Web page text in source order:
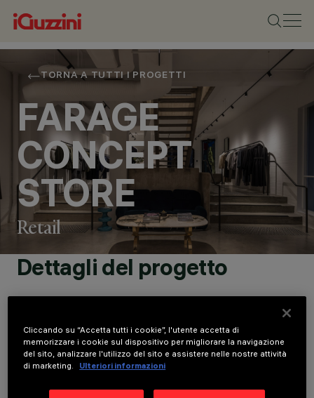
TORNA A TUTTI I PROGETTI
FARAGE
CONCEPT
STORE
Retail
DARLINGHURST
Dettagli del progetto
DARLINGHURST
(SYDNEY), AUSTRALIA
Cliccando su “Accetta tutti i cookie”, l'utente accetta di
memorizzare i cookie sul dispositivo per migliorare la navigazione
del sito, analizzare l'utilizzo del sito e assistere nelle nostre attività
di marketing.
Ulteriori informazioni